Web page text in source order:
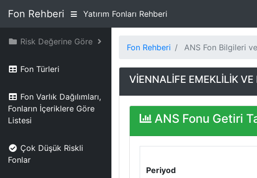
Fon Rehberi Yatırım Fonları Rehberi
Risk Değerine Göre
Fon Türleri
Fon Varlık Dağılımları,
Fonların İçeriklere Göre
Listesi
Çok Düşük Riskli
Fonlar
Fon Rehberi ANS Fon Bilgileri
VİENNALİFE EMEKLİLİK
ANS Fonu Getiri
Periyod